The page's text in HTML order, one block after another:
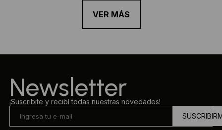
VER MÁS
Newsletter
¡Suscribite y recibí todas nuestras novedades!